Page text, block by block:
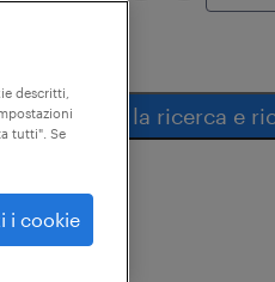
salva la ricerca e
descritti,
tutti". Se
i cookie